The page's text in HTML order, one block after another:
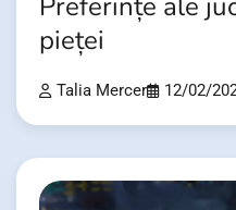
Preferințe ale
pieței
Talia Mercer 12/02/